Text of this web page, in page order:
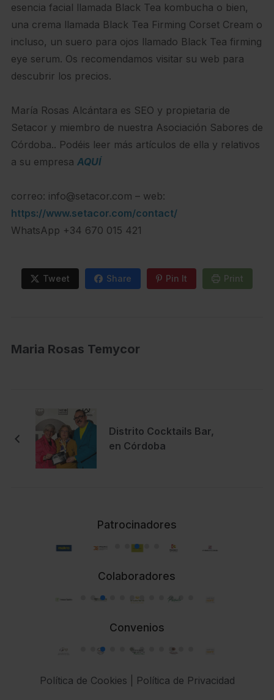
esencia facial llamada Black Tea kombucha o bien,
una crema llamada Black Tea Firming Corset Cream o
incluso, un suero para ojos llamado Black Tea firming
eye serum. Os recomendamos visitar su web para
descubrir los precios.
María Rosas Alcántara es SEO y propietaria de
Setacor y miembro de nuestra Asociación Sabores de
Córdoba.. Podéis leer más artículos de ella y relativos
a su empresa AQUÍ
correo: info@setacor.com – web:
https://www.setacor.com/contact/
WhatsApp +34 670 015 421
Tweet Share Pin It Print
Maria Rosas Temycor
Distrito Cocktails Bar,
en Córdoba
Patrocinadores
Colaboradores
Convenios
Política de Cookies Política de Privacidad